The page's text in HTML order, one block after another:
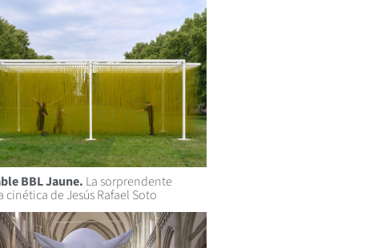
BBL Jaune. La sorprendente
cinética de Jesús Rafael Soto